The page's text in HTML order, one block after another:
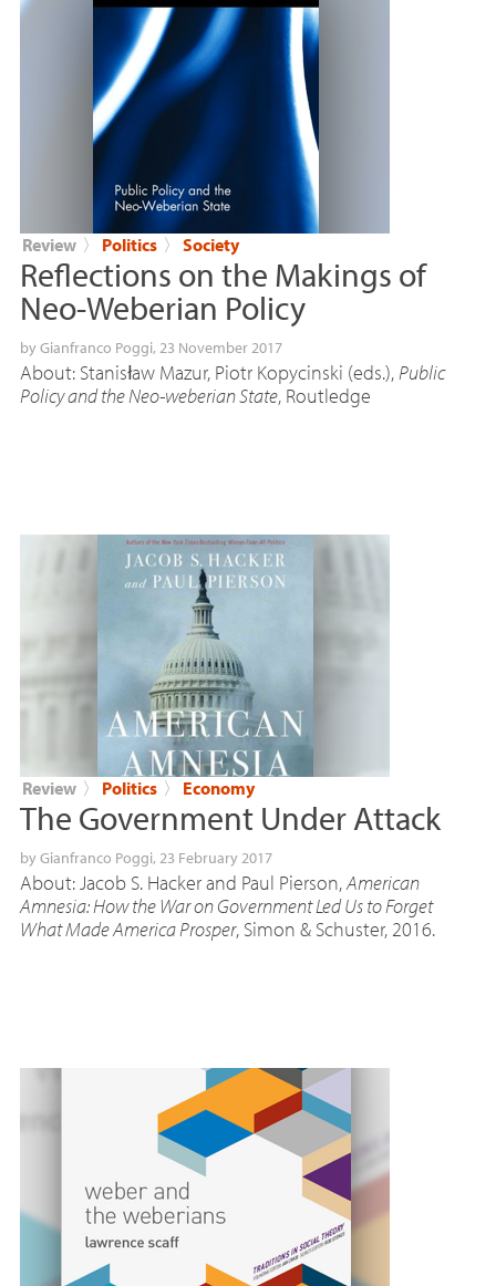
Review 〉 Politics 〉 Society
Reflections on the Makings of
Neo-Weberian Policy
byGianfranco Poggi, 23 November 2017
About: Stanisław Mazur, Piotr Kopycinski (eds.),Public
Policy and the Neo-weberian State, Routledge
Review 〉 Politics 〉 Economy
The Government Under Attack
byGianfranco Poggi, 23 February 2017
About: Jacob S. Hacker and Paul Pierson,American
Amnesia: How the War on Government Led Us to Forget
What Made America Prosper, Simon & Schuster, 2016.